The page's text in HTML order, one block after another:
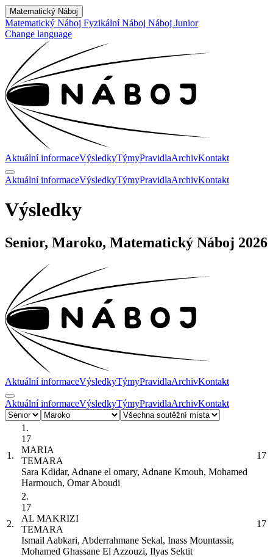
Matematický Náboj
Matematický Náboj Fyzikální Náboj Náboj Junior
Change language
Aktuální informaceVýsledkyTýmyPravidlaArchivKontakt
Aktuální informaceVýsledkyTýmyPravidlaArchivKontakt
Výsledky
Senior, Maroko, Matematický Náboj 2026
Aktuální informaceVýsledkyTýmyPravidlaArchivKontakt
Aktuální informaceVýsledkyTýmyPravidlaArchivKontakt
1.
1.
17
MARIA
TEMARA
Sara Kdidar, Adnane el omary, Adnane Kmouh, Mohamed
Harmouch, Omar Aboudi
17
2.
2.
17
AL MAKRIZI
TEMARA
Ismail Aabkari, Abderrahmane Sekal, Inass Mountassir,
Mohamed Ghassane El Azzouzi, Ilyas Sektit
17